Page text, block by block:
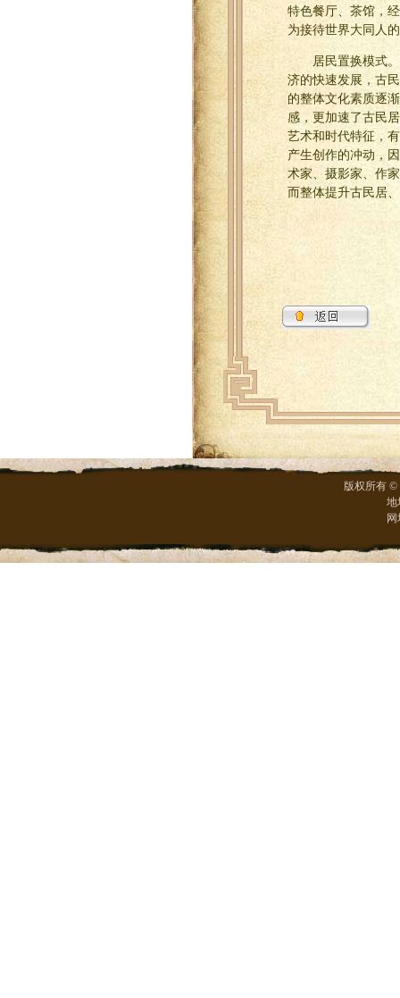
特色餐厅、茶馆，
为接待世界大同人
居民置换模式
济的快速发展，古
的整体文化素质逐
感，更加速了古民
艺术和时代特征，
产生创作的冲动，
术家、摄影家、作
而整体提升古民居
版权所有 ©
地